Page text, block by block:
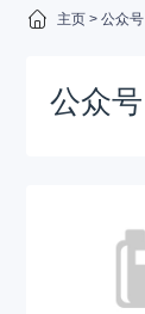
主页 > 公众号
公众